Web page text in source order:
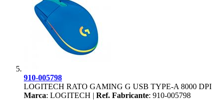
910-005798
LOGITECH RATO GAMING G USB TYPE-A 8000 DPI
Marca: LOGITECH | Ref. Fabricante: 910-005798